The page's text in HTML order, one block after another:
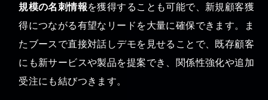
規模の名刺情報を獲得することも可能で、新規顧客獲
得につながる有望なリードを大量に確保できます。ま
たブースで直接対話しデモを見せることで、既存顧客
にも新サービスや製品を提案でき、関係性強化や追加
受注にも結びつきます。